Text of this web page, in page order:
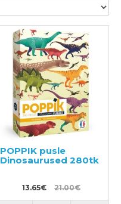
POPPIK pusle
Dinosaurused 280tk
13.65€ 21.00€